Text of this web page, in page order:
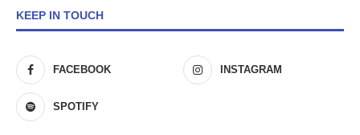
KEEP IN TOUCH
FACEBOOK INSTAGRAM
SPOTIFY